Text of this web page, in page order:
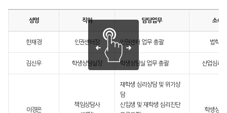
성명 직위 담당업무 소속
한재경 인권센터장 인권센터 업무 총괄 법학부
김신우 학생상담실장 학생상담실 업무 총괄 산업심리
이경은
책임상담사
재학생 심리상담 및 위기상
담
신입생 및 재학생 심리진단
학생상담